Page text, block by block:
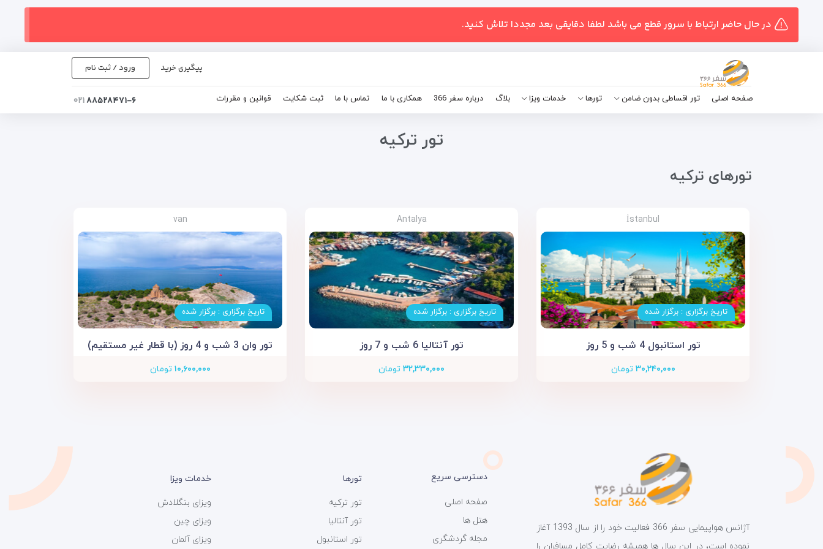
در حال حاضر ارتباط با سرور قطع می باشد لطفا دقایقی بعد مجددا تلاش کنید.
پیگیری خرید ورود / ثبت نام
صفحه اصلی تور اقساطی بدون ضامن تورها خدمات ویزا بلاگ درباره سفر 366 همکاری با ما تماس با ما ثبت شکایت قوانین و مقررات ۸۸۵۲۸۴۷۱-۶۰۲۱
تور ترکیه
تور‌های ترکیه
İstanbul
تاریخ برگزاری : برگزار شده
تور استانبول 4 شب و 5 روز
۳۰,۲۴۰,۰۰۰ تومان
Antalya
تاریخ برگزاری : برگزار شده
تور آنتالیا 6 شب و 7 روز
۳۲,۳۳۰,۰۰۰ تومان
van
تاریخ برگزاری : برگزار شده
تور وان 3 شب و 4 روز (با قطار غیر مستقیم)
۱۰,۶۰۰,۰۰۰ تومان
آژانس هواپیمایی سفر 366 فعالیت خود را از سال 1393 آغاز
نموده است، در این سال ها همیشه رضایت کامل مسافران را
دسترسی سریع
صفحه اصلی
هتل ها
مجله گردشگری
تورها
تور ترکیه
تور آنتالیا
تور استانبول
خدمات ویزا
ویزای بنگلادش
ویزای چین
ویزای آلمان